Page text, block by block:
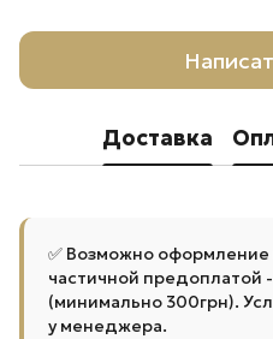
Доставка
✅ Возможно оформление
частичной предоплатой
(минимально 300грн).
у менеджера.